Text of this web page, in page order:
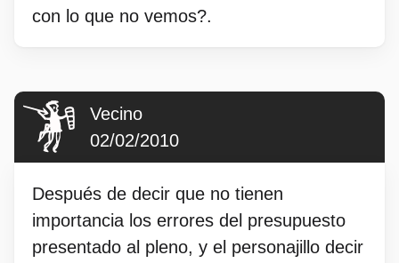
con lo que no vemos?.
Vecino
02/02/2010
Después de decir que no tienen
importancia los errores del presupuesto
presentado al pleno, y el personajillo decir